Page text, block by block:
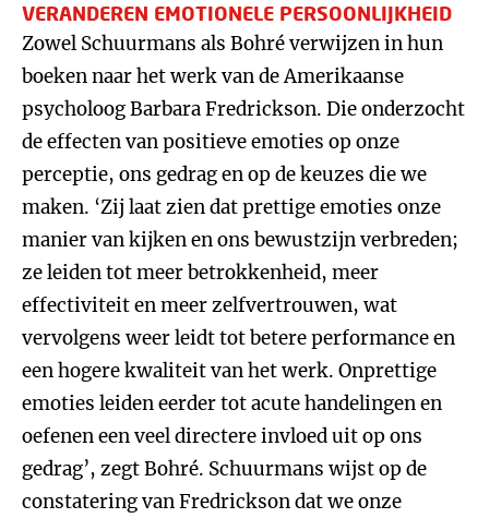
VERANDEREN EMOTIONELE PERSOONLIJKHEID
Zowel Schuurmans als Bohré verwijzen in hun
boeken naar het werk van de Amerikaanse
psycholoog Barbara Fredrickson. Die onderzocht
de effecten van positieve emoties op onze
perceptie, ons gedrag en op de keuzes die we
maken. ‘Zij laat zien dat prettige emoties onze
manier van kijken en ons bewustzijn verbreden;
ze leiden tot meer betrokkenheid, meer
effectiviteit en meer zelfvertrouwen, wat
vervolgens weer leidt tot betere performance en
een hogere kwaliteit van het werk. Onprettige
emoties leiden eerder tot acute handelingen en
oefenen een veel directere invloed uit op ons
gedrag’, zegt Bohré. Schuurmans wijst op de
constatering van Fredrickson dat we onze